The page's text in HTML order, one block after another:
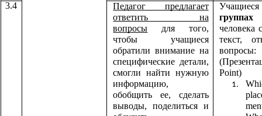
3.4
Педагог предлагает
ответить на
вопросы для того,
чтобы учащиеся
обратили внимание на
специфические детали,
смогли найти нужную
информацию,
обобщить ее, сделать
выводы, поделиться и
группах
человека
текст,
вопросы:
Point)